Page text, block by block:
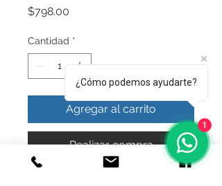
$798.00
Cantidad *
Agregar al carrito
Realizar compra
¿Cómo podemos ayudarte?
1